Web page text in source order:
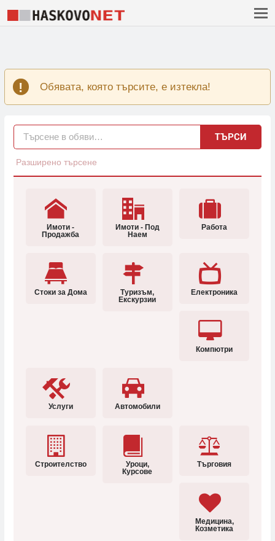
Обявата, която търсите, е изтекла!
ТЪРСИ
Разширено търсене
Имоти -
Продажба
Имоти - Под
Наем
Работа
Стоки за Дома
Туризъм,
Екскурзии
Електроника
Компютри
Услуги Автомобили
Строителство
Уроци,
Курсове
Търговия
Медицина,
Козметика